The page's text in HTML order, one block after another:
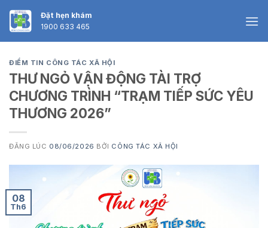
Skip
Đặt hẹn khám
1900 633 465
ĐIỂM TIN CÔNG TÁC XÃ HỘI
THƯ NGỎ VẬN ĐỘNG TÀI TRỢ
CHƯƠNG TRÌNH “TRẠM TIẾP SỨC YÊU
THƯƠNG 2026”
ĐĂNG LÚC 08/06/2026 BỞI CÔNG TÁC XÃ HỘI
08
Th6